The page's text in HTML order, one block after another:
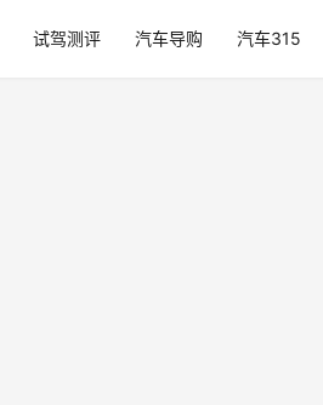
试驾测评 汽车导购 汽车315